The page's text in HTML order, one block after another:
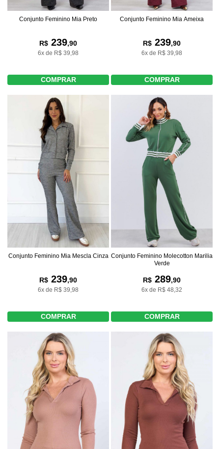
Conjunto Feminino Mia Preto
R$ 239,90
6x de R$ 39,98
COMPRAR
Conjunto Feminino Mia Ameixa
R$ 239,90
6x de R$ 39,98
COMPRAR
Conjunto Feminino Mia Mescla Cinza
R$ 239,90
6x de R$ 39,98
COMPRAR
Conjunto Feminino Molecotton Marilia
Verde
R$ 289,90
6x de R$ 48,32
COMPRAR